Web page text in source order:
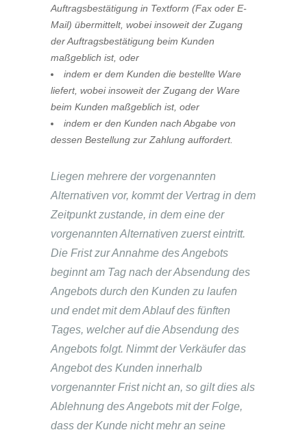
Auftragsbestätigung in Textform (Fax oder E-
Mail) übermittelt, wobei insoweit der Zugang
der Auftragsbestätigung beim Kunden
maßgeblich ist, oder
indem er dem Kunden die bestellte Ware
liefert, wobei insoweit der Zugang der Ware
beim Kunden maßgeblich ist, oder
indem er den Kunden nach Abgabe von
dessen Bestellung zur Zahlung auffordert.
Liegen mehrere der vorgenannten
Alternativen vor, kommt der Vertrag in dem
Zeitpunkt zustande, in dem eine der
vorgenannten Alternativen zuerst eintritt.
Die Frist zur Annahme des Angebots
beginnt am Tag nach der Absendung des
Angebots durch den Kunden zu laufen
und endet mit dem Ablauf des fünften
Tages, welcher auf die Absendung des
Angebots folgt. Nimmt der Verkäufer das
Angebot des Kunden innerhalb
vorgenannter Frist nicht an, so gilt dies als
Ablehnung des Angebots mit der Folge,
dass der Kunde nicht mehr an seine